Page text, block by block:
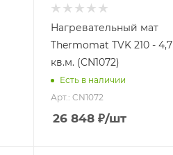
Нагревательный мат
Thermomat TVK 210 - 4,7
кв.м. (CN1072)
Есть в наличии
Арт.: CN1072
26 848 ₽/шт